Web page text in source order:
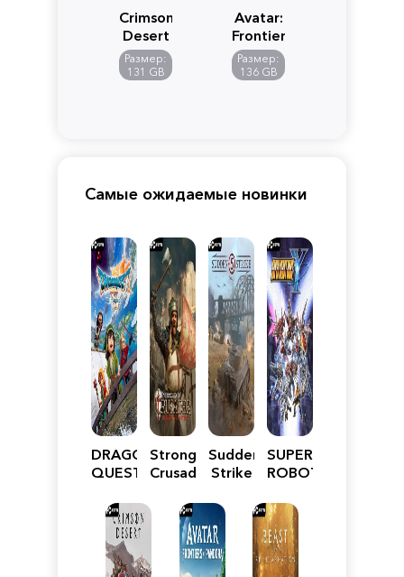
Crimson
Desert
Размер:
131 GB
Avatar:
Frontiers
of
Pandora
Размер:
136 GB
Самые ожидаемые новинки
DRAGON
QUEST
Reimagined
Stronghold
Crusader:
Edition
Sudden
Strike
SUPER
ROBOT
Y